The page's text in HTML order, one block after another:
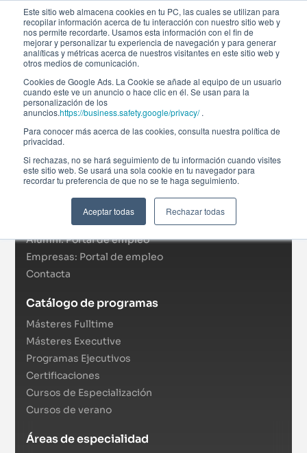
Este sitio web almacena cookies en tu PC, las cuales se utilizan para
recopilar información acerca de tu interacción con nuestro sitio web y
nos permite recordarte. Usamos esta información con el fin de
mejorar y personalizar tu experiencia de navegación y para generar
analíticas y métricas acerca de nuestros visitantes en este sitio web y
otros medios de comunicación.
Cookies de Google Ads. La Cookie se añade al equipo de un usuario
cuando este ve un anuncio o hace clic en él. Se usan para la
personalización de los
anuncios.https://business.safety.google/privacy/.
Para conocer más acerca de las cookies, consulta nuestra política de
privacidad.
Si rechazas, no se hará seguimiento de tu información cuando visites
este sitio web. Se usará una sola cookie en tu navegador para
recordar tu preferencia de que no se te haga seguimiento.
Aceptar todas Rechazar todas
Afi Global Education
Sobre nosotros
RSC
Campus virtual
Alumni: Portal de empleo
Empresas: Portal de empleo
Contacta
Catálogo de programas
Másteres Fulltime
Másteres Executive
Programas Ejecutivos
Certificaciones
Cursos de Especialización
Cursos de verano
Áreas de especialidad